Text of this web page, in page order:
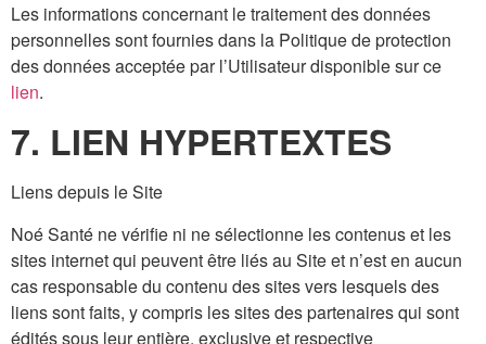
Les informations concernant le traitement des données
personnelles sont fournies dans la Politique de protection
des données acceptée par l’Utilisateur disponible sur ce
lien.
7. LIEN HYPERTEXTES
Liens depuis le Site
Noé Santé ne vérifie ni ne sélectionne les contenus et les
sites internet qui peuvent être liés au Site et n’est en aucun
cas responsable du contenu des sites vers lesquels des
liens sont faits, y compris les sites des partenaires qui sont
édités sous leur entière, exclusive et respective